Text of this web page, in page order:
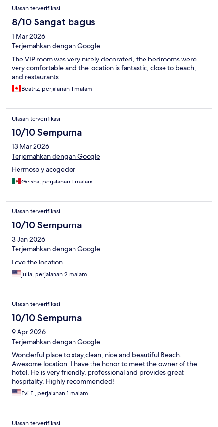
Ulasan terverifikasi
8/10 Sangat bagus
1 Mar 2026
Terjemahkan dengan Google
The VIP room was very nicely decorated, the bedrooms were
very comfortable and the location is fantastic, close to beach,
and restaurants
Beatriz, perjalanan 1 malam
Ulasan terverifikasi
10/10 Sempurna
13 Mar 2026
Terjemahkan dengan Google
Hermoso y acogedor
Geisha, perjalanan 1 malam
Ulasan terverifikasi
10/10 Sempurna
3 Jan 2026
Terjemahkan dengan Google
Love the location.
julia, perjalanan 2 malam
Ulasan terverifikasi
10/10 Sempurna
9 Apr 2026
Terjemahkan dengan Google
Wonderful place to stay,clean, nice and beautiful Beach.
Awesome location. I have the honor to meet the owner of the
hotel. He is very friendly, professional and provides great
hospitality. Highly recommended!
Evi E., perjalanan 1 malam
Ulasan terverifikasi